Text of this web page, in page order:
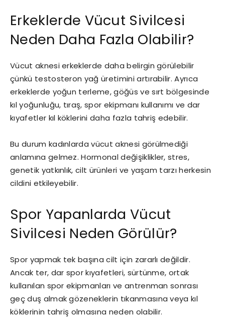
Erkeklerde Vücut Sivilcesi
Neden Daha Fazla Olabilir?
Vücut aknesi erkeklerde daha belirgin görülebilir
çünkü testosteron yağ üretimini artırabilir. Ayrıca
erkeklerde yoğun terleme, göğüs ve sırt bölgesinde
kıl yoğunluğu, tıraş, spor ekipmanı kullanımı ve dar
kıyafetler kıl köklerini daha fazla tahriş edebilir.
Bu durum kadınlarda vücut aknesi görülmediği
anlamına gelmez. Hormonal değişiklikler, stres,
genetik yatkınlık, cilt ürünleri ve yaşam tarzı herkesin
cildini etkileyebilir.
Spor Yapanlarda Vücut
Sivilcesi Neden Görülür?
Spor yapmak tek başına cilt için zararlı değildir.
Ancak ter, dar spor kıyafetleri, sürtünme, ortak
kullanılan spor ekipmanları ve antrenman sonrası
geç duş almak gözeneklerin tıkanmasına veya kıl
köklerinin tahriş olmasına neden olabilir.